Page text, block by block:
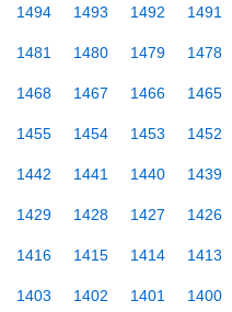
1494 1493 1492 1491
1481 1480 1479 1478
1468 1467 1466 1465
1455 1454 1453 1452
1442 1441 1440 1439
1429 1428 1427 1426
1416 1415 1414 1413
1403 1402 1401 1400